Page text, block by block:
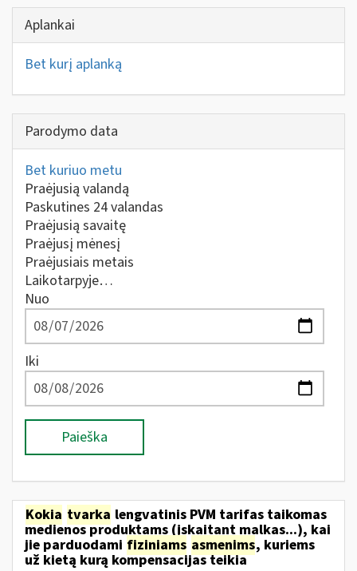
Aplankai
Bet kurį aplanką
Parodymo data
Bet kuriuo metu
Praėjusią valandą
Paskutines 24 valandas
Praėjusią savaitę
Praėjusį mėnesį
Praėjusiais metais
Laikotarpyje…
Nuo
Iki
Paieška
Kokia tvarka lengvatinis PVM tarifas taikomas
medienos produktams (įskaitant malkas...), kai
jie parduodami fiziniams asmenims, kuriems
už kietą kurą kompensacijas teikia